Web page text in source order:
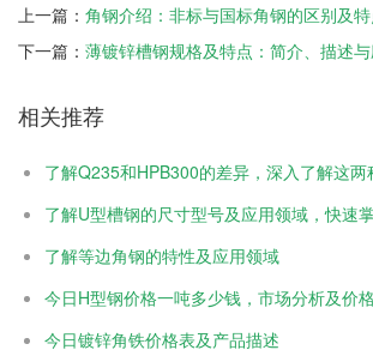
上一篇： 角钢介绍：非标与国标角钢的区别及
下一篇： 薄镀锌槽钢规格及特点：简介、描述
相关推荐
了解等边角钢的特性及应用领域
今日H型钢价格一吨多少钱，市场分析及价
今日镀锌角铁价格表及产品描述